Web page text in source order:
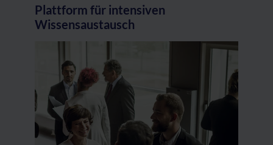
Plattform für intensiven
Wissensaustausch